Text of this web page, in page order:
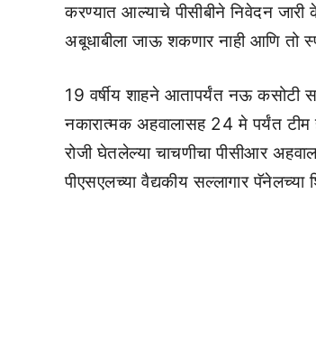
करण्यात आल्याचे पीसीबीने निवेदन
अबूधाबीला जाऊ शकणार नाही आणि तो
19 वर्षीय शाहने आतापर्यंत नऊ
नकारात्मक अहवालासह 24 मे पर्यंत टीम
रोजी घेतलेल्या चाचणीचा पीसीआर
पीएसएलच्या वैद्यकीय सल्लागार पॅनेलच्या